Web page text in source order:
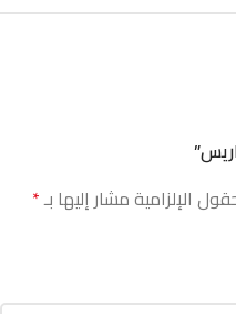
الإلزامية مشار إليها بـ*